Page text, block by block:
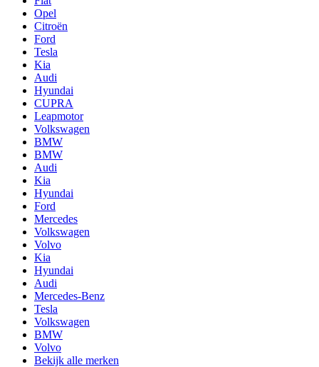
Opel
Citroën
Ford
Tesla
Kia
Audi
Hyundai
CUPRA
Leapmotor
Volkswagen
BMW
BMW
Audi
Kia
Hyundai
Ford
Mercedes
Volkswagen
Volvo
Kia
Hyundai
Audi
Mercedes-Benz
Tesla
Volkswagen
BMW
Volvo
Bekijk alle merken